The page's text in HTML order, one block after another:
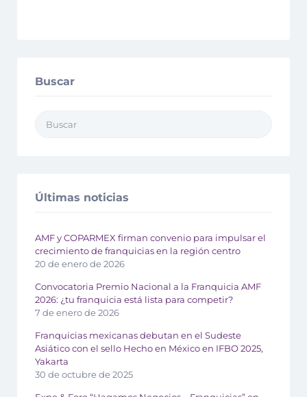
Buscar
Últimas noticias
AMF y COPARMEX firman convenio para impulsar el
crecimiento de franquicias en la región centro
20 de enero de 2026
Convocatoria Premio Nacional a la Franquicia AMF
2026: ¿tu franquicia está lista para competir?
7 de enero de 2026
Franquicias mexicanas debutan en el Sudeste
Asiático con el sello Hecho en México en IFBO 2025,
Yakarta
30 de octubre de 2025